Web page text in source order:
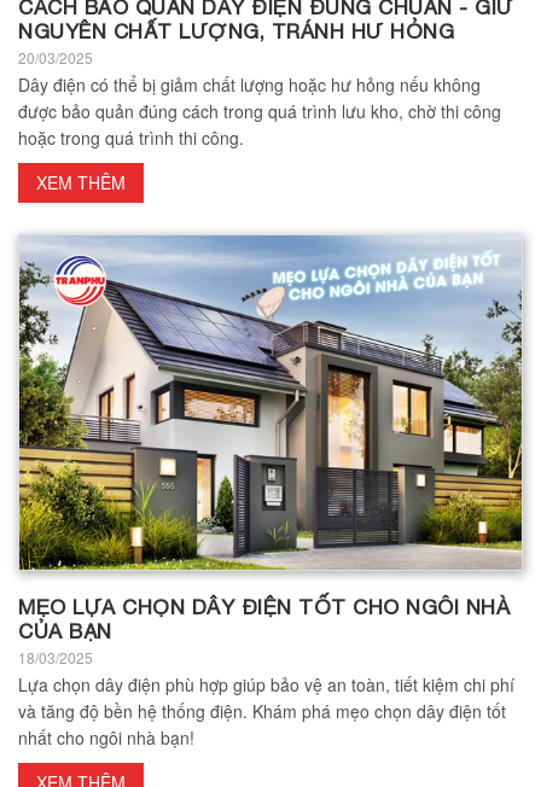
CÁCH BẢO QUẢN DÂY ĐIỆN ĐÚNG CHUẨN - GIỮ
NGUYÊN CHẤT LƯỢNG, TRÁNH HƯ HỎNG
20/03/2025
Dây điện có thể bị giảm chất lượng hoặc hư hỏng nếu không
được bảo quản đúng cách trong quá trình lưu kho, chờ thi công
hoặc trong quá trình thi công.
XEM THÊM
MẸO LỰA CHỌN DÂY ĐIỆN TỐT CHO NGÔI NHÀ
CỦA BẠN
18/03/2025
Lựa chọn dây điện phù hợp giúp bảo vệ an toàn, tiết kiệm chi phí
và tăng độ bền hệ thống điện. Khám phá mẹo chọn dây điện tốt
nhất cho ngôi nhà bạn!
XEM THÊM